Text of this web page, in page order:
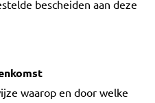
bescheiden aan deze
waarop en door welke